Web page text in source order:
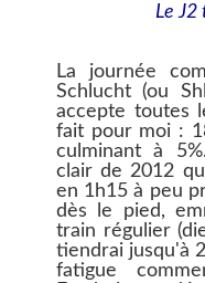
Le J2
La journée
Schlucht (ou
accepte toutes
fait pour moi :
culminant à
clair de 2012
en 1h15 à peu
dès le pied,
train régulier
tiendrai jusqu'à
fatigue